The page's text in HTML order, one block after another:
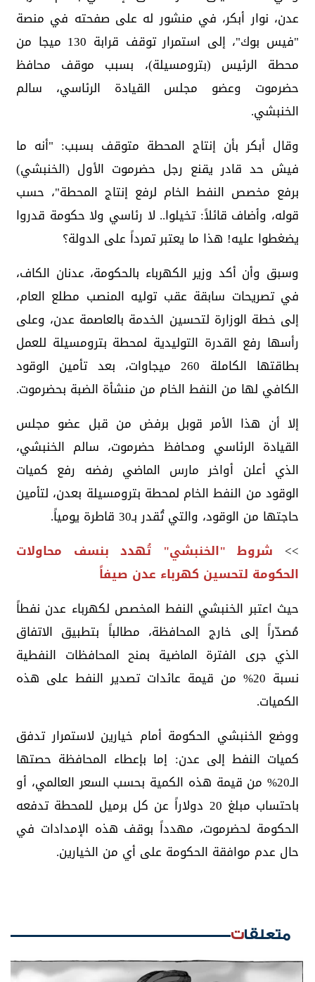
عدن، نوار أبكر، في منشور له على صفحته في منصة
"فيس بوك"، إلى استمرار توقف قرابة 130 ميجا من
محطة الرئيس (بترومسيلة)، بسبب موقف محافظ
حضرموت وعضو مجلس القيادة الرئاسي، سالم
الخنبشي.
وقال أبكر بأن إنتاج المحطة متوقف بسبب: "أنه ما
فيش حد قادر يقنع رجل حضرموت الأول (الخنبشي)
برفع مخصص النفط الخام لرفع إنتاج المحطة"، حسب
قوله، وأضاف قائلاً: تخيلوا.. لا رئاسي ولا حكومة قدروا
يضغطوا عليه! هذا ما يعتبر تمرداً على الدولة؟
وسبق وأن أكد وزير الكهرباء بالحكومة، عدنان الكاف،
في تصريحات سابقة عقب توليه المنصب مطلع العام،
إلى خطة الوزارة لتحسين الخدمة بالعاصمة عدن، وعلى
رأسها رفع القدرة التوليدية لمحطة بترومسيلة للعمل
بطاقتها الكاملة 260 ميجاوات، بعد تأمين الوقود
الكافي لها من النفط الخام من منشأة الضبة بحضرموت.
إلا أن هذا الأمر قوبل برفض من قبل عضو مجلس
القيادة الرئاسي ومحافظ حضرموت، سالم الخنبشي،
الذي أعلن أواخر مارس الماضي رفضه رفع كميات
الوقود من النفط الخام لمحطة بترومسيلة بعدن، لتأمين
حاجتها من الوقود، والتي تُقدر بـ30 قاطرة يومياً.
>> شروط "الخنبشي" تُهدد بنسف محاولات
الحكومة لتحسين كهرباء عدن صيفاً
حيث اعتبر الخنبشي النفط المخصص لكهرباء عدن نفطاً
مُصدّراً إلى خارج المحافظة، مطالباً بتطبيق الاتفاق
الذي جرى الفترة الماضية بمنح المحافظات النفطية
نسبة 20% من قيمة عائدات تصدير النفط على هذه
الكميات.
ووضع الخنبشي الحكومة أمام خيارين لاستمرار تدفق
كميات النفط إلى عدن: إما بإعطاء المحافظة حصتها
الـ20% من قيمة هذه الكمية بحسب السعر العالمي، أو
باحتساب مبلغ 20 دولاراً عن كل برميل للمحطة تدفعه
الحكومة لحضرموت، مهدداً بوقف هذه الإمدادات في
حال عدم موافقة الحكومة على أي من الخيارين.
متعلقات